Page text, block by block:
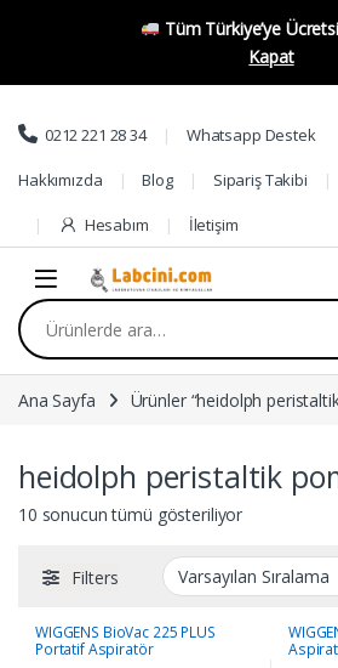
Tüm Türkiye’ye
Kapat
Skip to navigation
Skip to content
0212 221 28 34 Whatsapp Destek
Hakkımızda Blog Sipariş Takibi
Hesabım İletişim
Ara:
Ana Sayfa Ürünler “heidolph
heidolph peristaltik
10 sonucun tümü gösteriliyor
Filters
WIGGENS BioVac 225 PLUS
Portatif Aspiratör